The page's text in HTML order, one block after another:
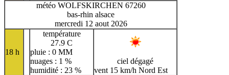
météo WOLFSKIRCHEN 67260
bas-rhin alsace
mercredi 12 aout 2026
18 h
température
27.9 C
pluie : 0 MM
nuages : 1 %
humidité : 23 %
ciel dégagé
vent 15 km/h Nord Est